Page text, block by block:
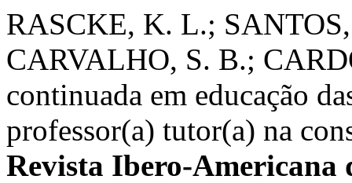
RASCKE, K. L.;
CARVALHO, S. B.;
continuada em educação
professor(a) tutor(a) na
Revista Ibero-Americana